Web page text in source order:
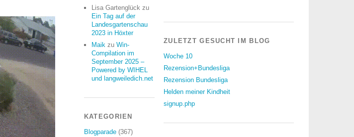
Lisa Gartenglück zu
Ein Tag auf der
Landesgartenschau
2023 in Höxter
Maik zu Win-
Compilation im
September 2025 –
Powered by WIHEL
und langweiledich.net
KATEGORIEN
Blogparade(367)
ZULETZT GESUCHT IM BLOG
Woche 10
Rezension+Bundesliga
Rezension Bundesliga
Helden meiner Kindheit
signup.php